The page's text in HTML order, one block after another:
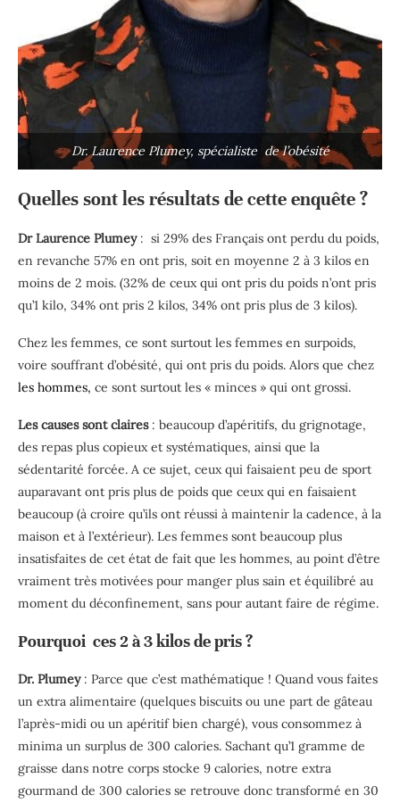
Dr. Laurence Plumey, spécialiste de l’obésité
Quelles sont les résultats de cette enquête ?
Dr Laurence Plumey : si 29% des Français ont perdu du poids,
en revanche 57% en ont pris, soit en moyenne 2 à 3 kilos en
moins de 2 mois. (32% de ceux qui ont pris du poids n’ont pris
qu’1 kilo, 34% ont pris 2 kilos, 34% ont pris plus de 3 kilos).
Chez les femmes, ce sont surtout les femmes en surpoids,
voire souffrant d’obésité, qui ont pris du poids. Alors que chez
les hommes, ce sont surtout les « minces » qui ont grossi.
Les causes sont claires: beaucoup d’apéritifs, du grignotage,
des repas plus copieux et systématiques, ainsi que la
sédentarité forcée. A ce sujet, ceux qui faisaient peu de sport
auparavant ont pris plus de poids que ceux qui en faisaient
beaucoup (à croire qu’ils ont réussi à maintenir la cadence, à la
maison et à l’extérieur). Les femmes sont beaucoup plus
insatisfaites de cet état de fait que les hommes, au point d’être
vraiment très motivées pour manger plus sain et équilibré au
moment du déconfinement, sans pour autant faire de régime.
Pourquoi ces 2 à 3 kilosdepris?
Dr. Plumey: Parce que c’est mathématique ! Quand vous faites
un extra alimentaire (quelques biscuits ou une part de gâteau
l’après-midi ou un apéritif bien chargé), vous consommez à
minima un surplus de 300 calories. Sachant qu’1 gramme de
graisse dans notre corps stocke 9 calories, notre extra
gourmand de 300 calories se retrouve donc transformé en 30